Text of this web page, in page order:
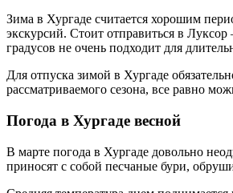
Зима в Хургаде считается хорошим
экскурсий. Стоит отправиться в Луксор
градусов не очень подходит для
Для отпуска зимой в Хургаде
рассматриваемого сезона, все равно
Погода в Хургаде весной
В марте погода в Хургаде довольно
приносят с собой песчаные бури,